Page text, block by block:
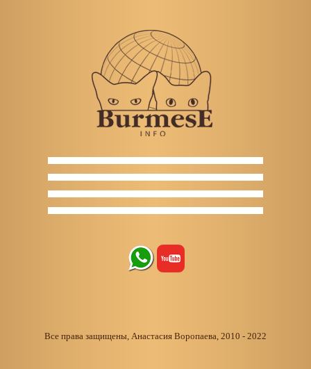
Все права защищены, Анастасия Воропаева, 2010 - 2022